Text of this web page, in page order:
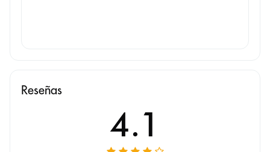
Reseñas
4.1